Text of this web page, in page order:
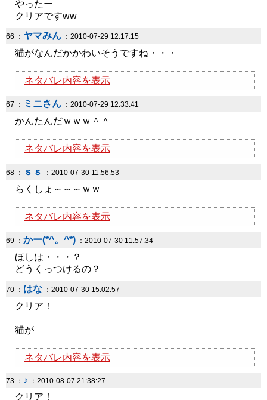
やったー
クリアですww
66 ： ヤマみん ：2010-07-29 12:17:15
猫がなんだかかわいそうですね・・・
ネタバレ内容を表示
67 ： ミニさん ：2010-07-29 12:33:41
かんたんだｗｗｗ＾＾
ネタバレ内容を表示
68 ： ｓｓ ：2010-07-30 11:56:53
らくしょ～～～ｗｗ
ネタバレ内容を表示
69 ： かー(*^。^*) ：2010-07-30 11:57:34
ほしは・・・？
どうくっつけるの？
70 ： はな ：2010-07-30 15:02:57
クリア！
猫が
ネタバレ内容を表示
73 ： ♪ ：2010-08-07 21:38:27
クリア！